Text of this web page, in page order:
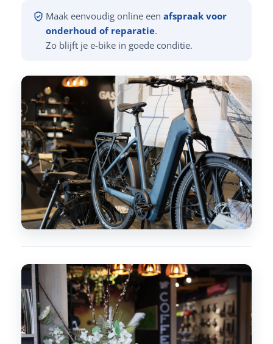
Maak eenvoudig online een afspraak voor
onderhoud of reparatie.
Zo blijft je e-bike in goede conditie.